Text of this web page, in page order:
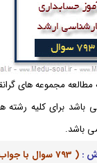
مطالعه مجموعه های
باشد برای کلیه رشته
باشد.
:( 793 سوال با جواب)